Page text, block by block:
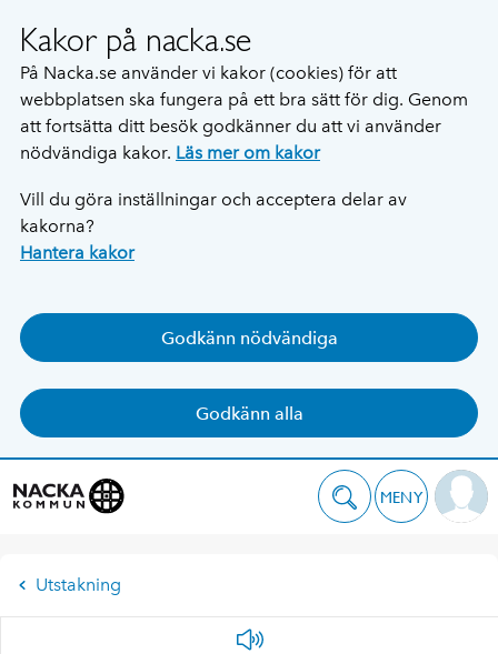
Kakor på nacka.se
På Nacka.se använder vi kakor (cookies) för att
webbplatsen ska fungera på ett bra sätt för dig. Genom
att fortsätta ditt besök godkänner du att vi använder
nödvändiga kakor. Läs mer om kakor
Vill du göra inställningar och acceptera delar av
kakorna?
Hantera kakor
Godkänn nödvändiga
Godkänn alla
MENY
Utstakning